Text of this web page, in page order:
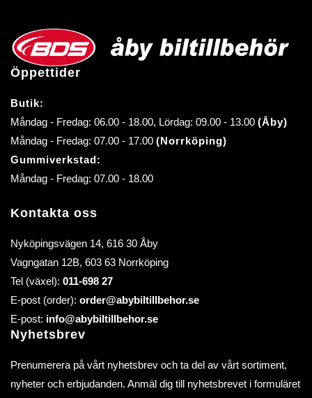
Öppettider
Butik:
Måndag - Fredag: 06.00 - 18.00, Lördag: 09.00 - 13.00 (Åby)
Måndag - Fredag: 07.00 - 17.00 (Norrköping)
Gummiverkstad:
Måndag - Fredag: 07.00 - 18.00
Kontakta oss
Nyköpingsvägen 14, 616 30 Åby
Vagngatan 12B, 603 63 Norrköping
Tel (växel): 011-698 27
E-post (order): order@abybiltillbehor.se
E-post: info@abybiltillbehor.se
Nyhetsbrev
Prenumerera på vårt nyhetsbrev och ta del av vårt sortiment,
nyheter och erbjudanden. Anmäl dig till nyhetsbrevet i formuläret